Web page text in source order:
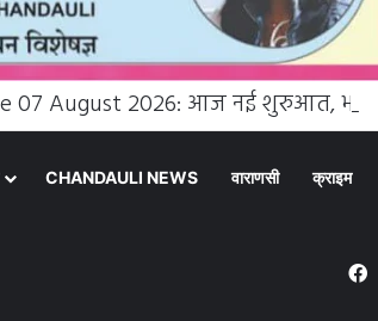
CHANDAULI NEWS वाराणसी क्राइम